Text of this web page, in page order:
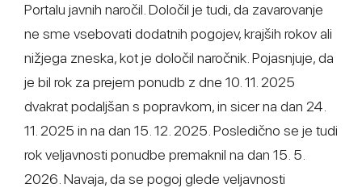
Portalu javnih naročil. Določil je tudi, da zavarovanje
ne sme vsebovati dodatnih pogojev, krajših rokov ali
nižjega zneska, kot je določil naročnik. Pojasnjuje, da
je bil rok za prejem ponudb z dne 10. 11. 2025
dvakrat podaljšan s popravkom, in sicer na dan 24.
11. 2025 in na dan 15. 12. 2025. Posledično se je tudi
rok veljavnosti ponudbe premaknil na dan 15. 5.
2026. Navaja, da se pogoj glede veljavnosti